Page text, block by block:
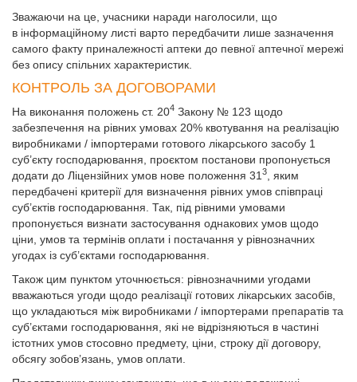
Зважаючи на це, учасники наради наголосили, що
в інформаційному листі варто передбачити лише зазначення
самого факту приналежності аптеки до певної аптечної мережі
без опису спільних характеристик.
КОНТРОЛЬ ЗА ДОГОВОРАМИ
На виконання положень ст. 204 Закону № 123 щодо
забезпечення на рівних умовах 20% квотування на реалізацію
виробниками / імпортерами готового лікарського засобу 1
суб’єкту господарювання, проєктом постанови пропонується
додати до Ліцензійних умов нове положення 31 3
, яким
передбачені критерії для визначення рівних умов співпраці
суб’єктів господарювання. Так, під рівними умовами
пропонується визнати застосування однакових умов щодо
ціни, умов та термінів оплати і постачання у рівнозначних
угодах із суб’єктами господарювання.
Також цим пунктом уточнюється: рівнозначними угодами
вважаються угоди щодо реалізації готових лікарських засобів,
що укладаються між виробниками / імпортерами препаратів та
суб’єктами господарювання, які не відрізняються в частині
істотних умов стосовно предмету, ціни, строку дії договору,
обсягу зобов’язань, умов оплати.